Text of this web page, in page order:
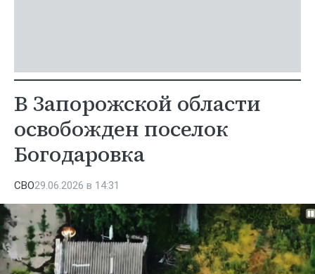
В Запорожской области
освобожден поселок
Богодаровка
СВО29.06.2026 в 14:31